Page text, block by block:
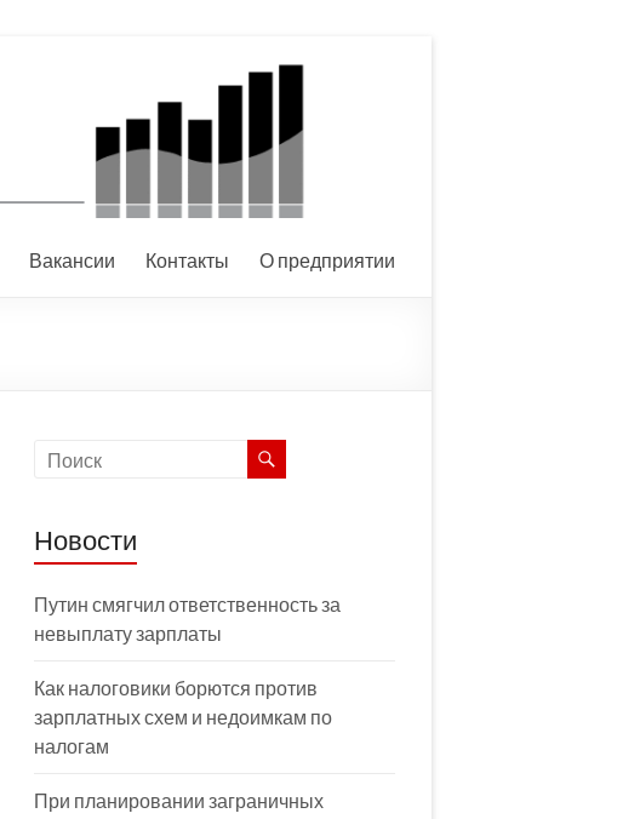
Вакансии Контакты О предприятии
Новости
Путин смягчил ответственность за
невыплату зарплаты
Как налоговики борются против
зарплатных схем и недоимкам по
налогам
При планировании заграничных